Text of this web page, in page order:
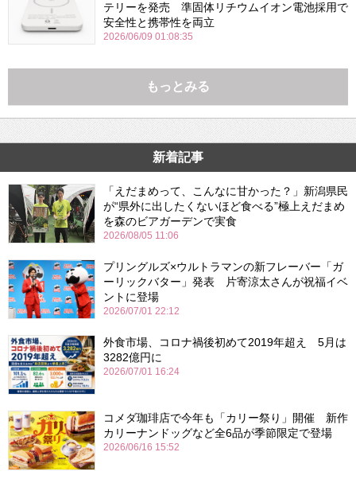
テリーを発売 準固体リチウムイオン電池採用で
安全性と携帯性を両立
2026/06/09 01:08:35
もっとみる
新着記事
「えだまめって、こんなに甘かった？」新潟県民
が“県外に出したくないほど食べる”極上えだまめ
を森のビアガーデンで実食
2026/08/05 11:06
プリングルズ×ウルトラマンの新フレーバー「ガ
ーリックバター」発表 片寄涼太さんが祝福イベ
ントに登場
2026/07/01 22:12
外食市場、コロナ禍後初めて2019年超え 5月は
3282億円に
2026/07/01 16:24
コメダ珈琲店で今年も「カリー祭り」開催 新作
カリーナンドッグなど全6品が季節限定で登場
2026/06/16 15:52